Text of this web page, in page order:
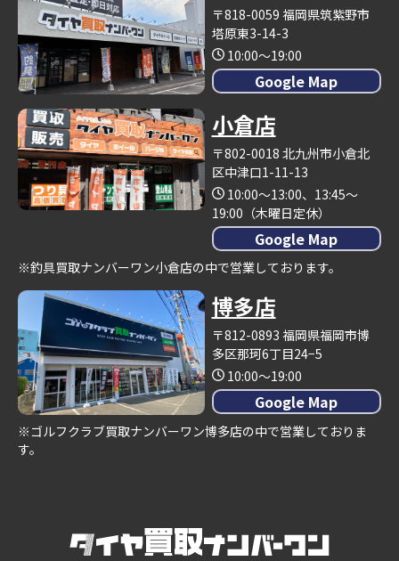
〒818-0059 福岡県筑紫野市
塔原東3-14-3
10:00～19:00
Google Map
小倉店
〒802-0018 北九州市小倉北
区中津口1-11-13
10:00～13:00、13:45～
19:00（木曜日定休）
Google Map
※釣具買取ナンバーワン小倉店の中で営業しております。
博多店
〒812-0893 福岡県福岡市博
多区那珂6丁目24−5
10:00～19:00
Google Map
※ゴルフクラブ買取ナンバーワン博多店の中で営業しておりま
す。